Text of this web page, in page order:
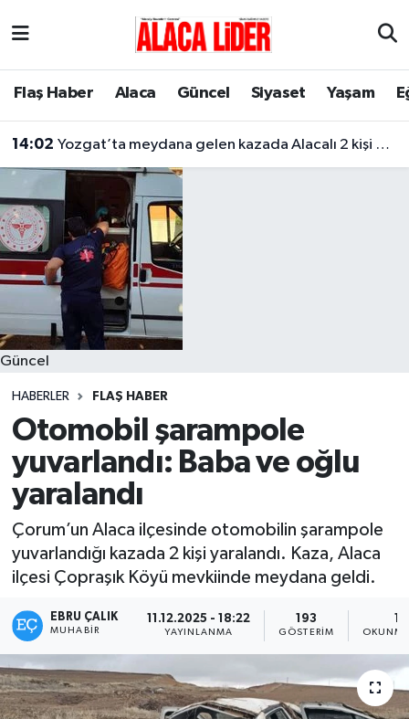
Flaş Haber Alaca Güncel Siyaset Yaşam
14:02 Yozgat’ta meydana gelen kazada Alacalı 2 kişi hayatını kaybetti
Güncel
HABERLER FLAŞ HABER
Otomobil şarampole
yuvarlandı: Baba ve oğlu
yaralandı
Çorum’un Alaca ilçesinde otomobilin şarampole
yuvarlandığı kazada 2 kişi yaralandı. Kaza, Alaca
ilçesi Çopraşık Köyü mevkiinde meydana geldi.
EBRU ÇALIK
MUHABIR
11.12.2025 - 18:22
YAYINLANMA
193
GÖSTERIM
Çorum Nöbetçi Eczaneler
Çorum Trafik Yoğunluk Haritası
Süper Lig Puan Durumu ve Fikstür
Tüm Manşetler
Son Dakika Haberleri
Haber Arşivi